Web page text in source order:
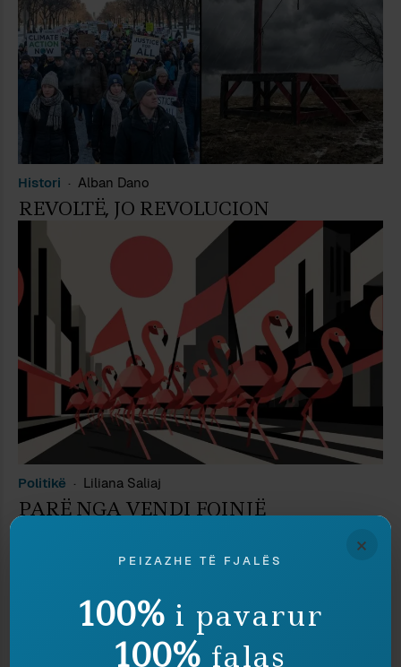
Histori Alban Dano
REVOLTË, JO REVOLUCION
Politikë Liliana Saliaj
PARË NGA VENDI FQINJË
×
PEIZAZHE TË FJALËS
100% i pavarur
100% falas